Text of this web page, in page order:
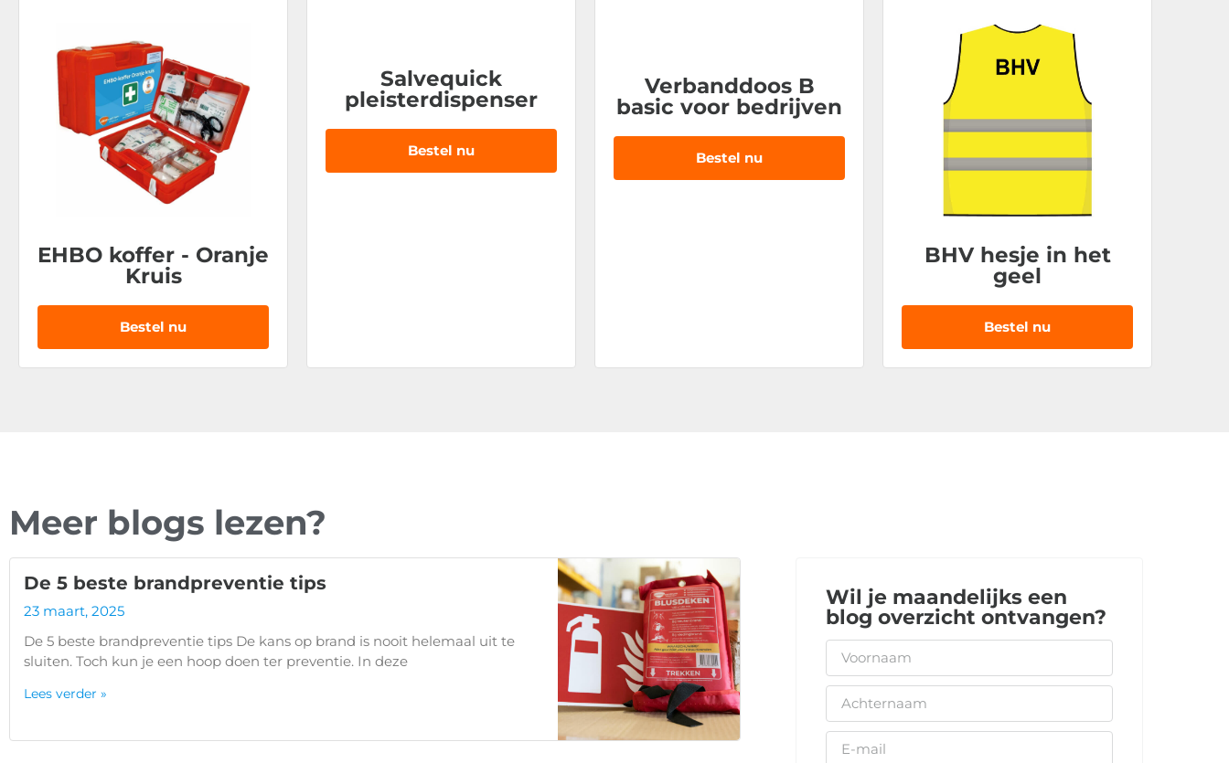
EHBO koffer - Oranje
Kruis
Bestel nu
Salvequick
pleisterdispenser
Bestel nu
Verbanddoos B
basic voor bedrijven
Bestel nu
BHV hesje in het
geel
Bestel nu
Meer blogs lezen?
De 5 beste brandpreventie tips
23 maart, 2025
De 5 beste brandpreventie tips De kans op brand is nooit helemaal uit te
sluiten. Toch kun je een hoop doen ter preventie. In deze
Lees verder »
Wil je maandelijks een
blog overzicht ontvangen?